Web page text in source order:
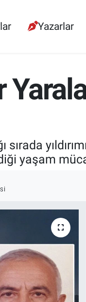
Yazarlar
sırada
yaşam